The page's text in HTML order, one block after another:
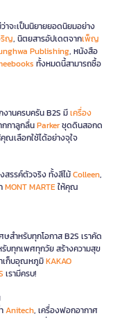
าจะเป็นนิยายยอดนิยมอย่าง
ริญ, นิตยสารอัปเดตจากเพ็ญ
Publishing, หนังสือ
ทั้งหมดนี้สามารถซื้อ
านครบครัน B2S มีเครื่อง
กกาลูกลื่นParkerชุดดินสอกด
ณเลือกใช้ได้อย่างจุใจ
สรรค์ตัวจริง ทั้งสีไม้Colleen,
MONT MARTEให้คุณ
ำหรับทุกโอกาส B2S เราคัด
รับทุกเพศทุกวัย สร้างความสุข
เก็บอุณหภูมิKAKAO
เรามีครบ!
Anitech, เครื่องฟอกอากาศ